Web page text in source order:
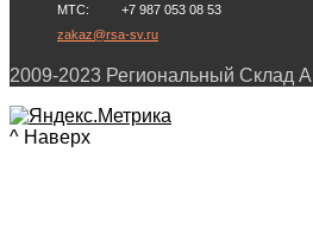
МТС: +7 987 053 08 53
zakaz@rsa-sv.ru
2009-2023 Региональный Склад
^ Наверх